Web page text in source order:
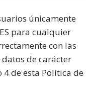
únicamente
para cualquier
con las
de carácter
de esta Política de